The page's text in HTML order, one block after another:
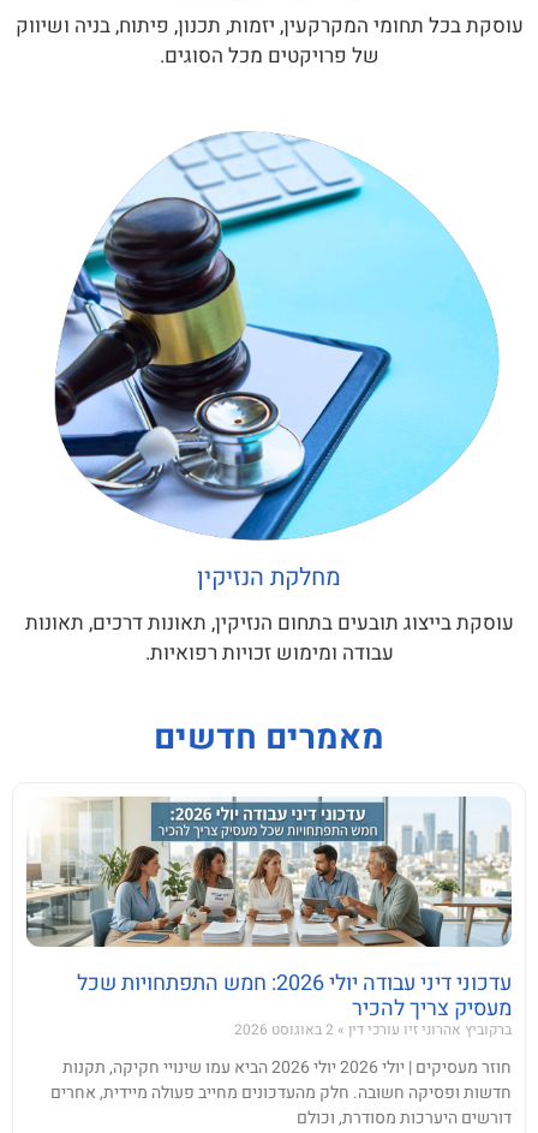
עוסקת בכל תחומי המקרקעין, יזמות, תכנון, פיתוח, בניה ושיווק
של פרויקטים מכל הסוגים.
מחלקת הנזיקין
עוסקת בייצוג תובעים בתחום הנזיקין, תאונות דרכים, תאונות
עבודה ומימוש זכויות רפואיות.
מאמרים חדשים
עדכוני דיני עבודה יולי 2026: חמש התפתחויות שכל
מעסיק צריך להכיר
ברקוביץ אהרוני זיו עורכי דין
חוזר מעסיקים | יולי 2026 יולי 2026 הביא עמו שינויי חקיקה, תקנות
חדשות ופסיקה חשובה. חלק מהעדכונים מחייב פעולה מיידית, אחרים
דורשים היערכות מסודרת, וכולם